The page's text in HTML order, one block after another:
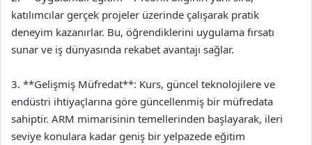
katılımcılar gerçek projeler üzerinde çalışarak pratik
deneyim kazanırlar. Bu, öğrendiklerini uygulama fırsatı
sunar ve iş dünyasında rekabet avantajı sağlar.
3. **Gelişmiş Müfredat**: Kurs, güncel teknolojilere ve
endüstri ihtiyaçlarına göre güncellenmiş bir müfredata
sahiptir. ARM mimarisinin temellerinden başlayarak, ileri
seviye konulara kadar geniş bir yelpazede eğitim